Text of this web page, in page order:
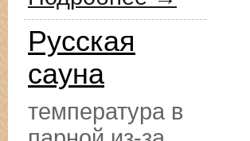
Русская
сауна
температура в